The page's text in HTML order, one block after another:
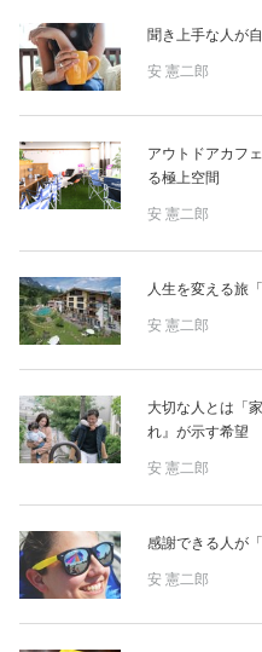
ゲーム
聞き上手な人が
安 憲二郎
アウトドアカフ
る極上空間
安 憲二郎
人生を変える旅
安 憲二郎
大切な人とは「
れ』が示す希望
安 憲二郎
感謝できる人が
安 憲二郎